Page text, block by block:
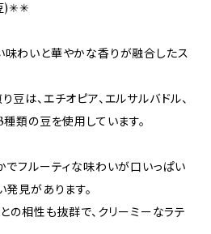
)✳︎✳︎
わいと華やかな香りが融合したス
は、エチオピア、エルサルバドル、
類の豆を使用しています。
でフルーティな味わいが口いっぱい
発見があります。
の相性も抜群で、クリーミーなラテ